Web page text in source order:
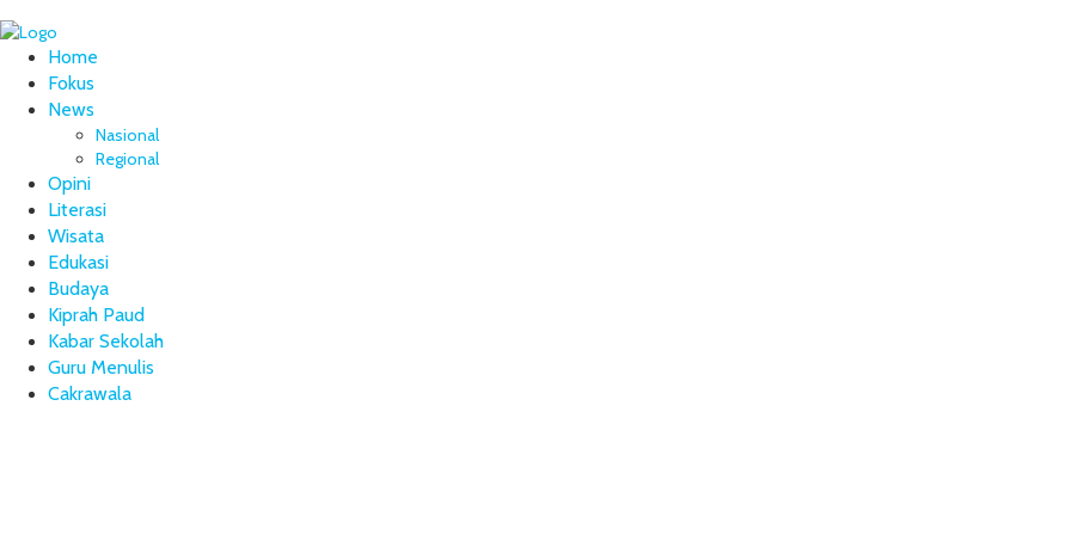
Home
Fokus
News
Nasional
Regional
Opini
Literasi
Wisata
Edukasi
Budaya
Kiprah Paud
Kabar Sekolah
Guru Menulis
Cakrawala